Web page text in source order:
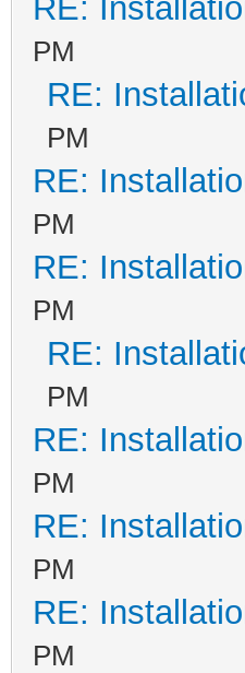
RE:
PM
RE:
PM
RE:
PM
RE:
PM
RE:
PM
RE:
PM
RE:
PM
RE:
PM